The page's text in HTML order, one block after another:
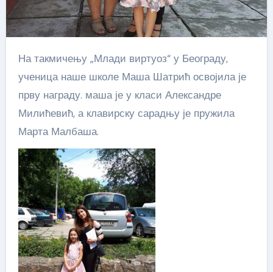
На такмичењу „Млади виртуоз“ у Београду,
ученица наше школе Маша Шатрић освојила је
прву награду. маша је у класи Александре
Милићевић, а клавирску сарадњу је пружила
Марта Малбаша.